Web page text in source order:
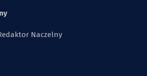
Naczelny